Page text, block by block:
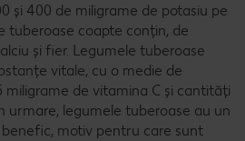
și 400 de miligrame de potasiu pe
tuberoase coapte conțin, de
și fier. Legumele tuberoase
vitale, cu o medie de
miligrame de vitamina C și cantități
urmare, legumele tuberoase au un
motiv pentru care sunt